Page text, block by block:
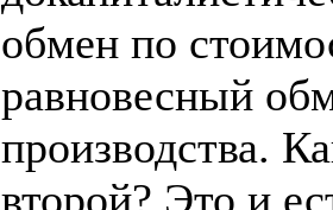
обмен по
равновесный
производства.
второй? Это и